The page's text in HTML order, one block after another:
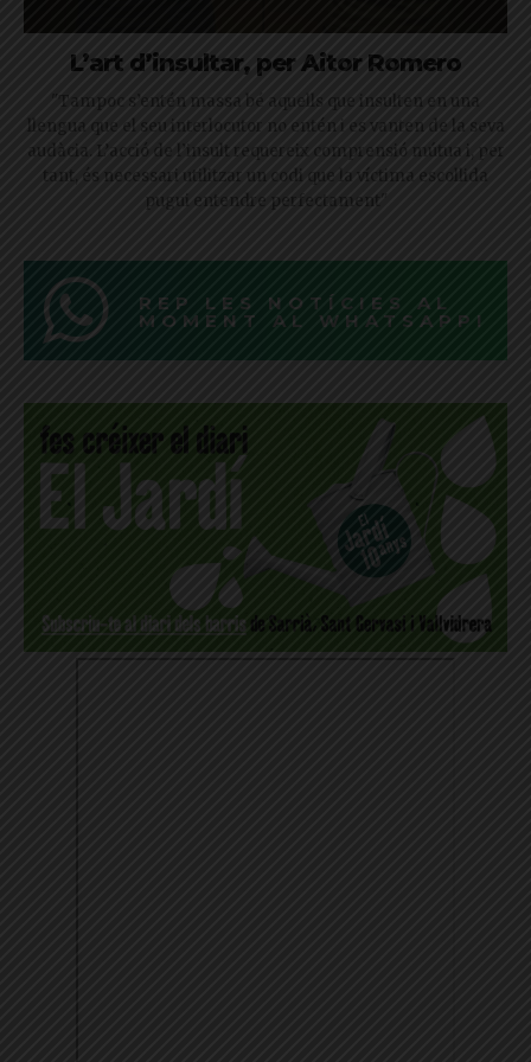
L’art d’insultar, per Aitor Romero
"Tampoc s’entén massa bé aquells que insulten en una
llengua que el seu interlocutor no entén i es vanten de la seva
audàcia. L’acció de l’insult requereix comprensió mútua i, per
tant, és necessari utilitzar un codi que la víctima escollida
pugui entendre perfectament"
REP LES NOTÍCIES AL
MOMENT AL WHATSAPP!